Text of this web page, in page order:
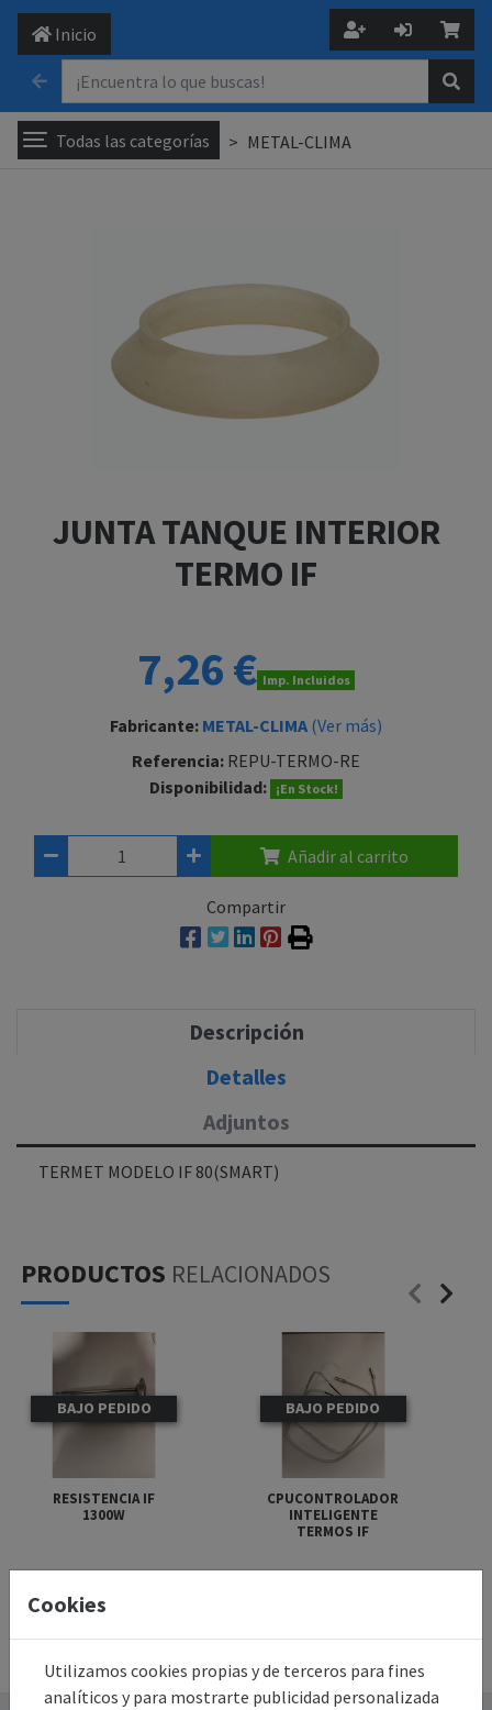
Inicio
Todas las categorías METAL-CLIMA
JUNTA TANQUE INTERIOR
TERMO IF
7,26 € Imp. Incluidos
Fabricante: METAL-CLIMA (Ver más)
Referencia: REPU-TERMO-RE
Disponibilidad:
¡En Stock!
Añadir al carrito
Compartir
Descripción
Detalles
Adjuntos
TERMET MODELO IF 80(SMART)
PRODUCTOS RELACIONADOS
BAJO PEDIDO
RESISTENCIA IF
1300W
BAJO PEDIDO
CPUCONTROLADOR
INTELIGENTE
TERMOS IF
Cookies
Utilizamos cookies propias y de terceros para fines
analíticos y para mostrarte publicidad personalizada